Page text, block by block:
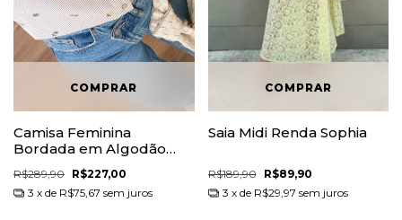
Camisa Feminina
Bordada em Algodão
Liora
R$289,90 R$227,00
3 x de R$75,67 sem juros
Saia Midi Renda Sophia
R$189,90
R$89,90
3 x de R$29,97 sem juros